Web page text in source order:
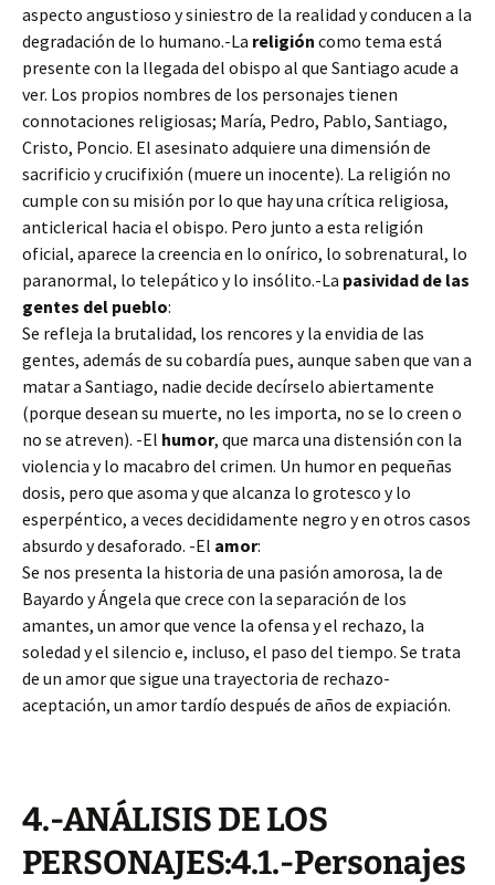
aspecto angustioso y siniestro de la realidad y conducen a la
degradación de lo humano.-La religión como tema está
presente con la llegada del obispo al que Santiago acude a
ver. Los propios nombres de los personajes tienen
connotaciones religiosas; María, Pedro, Pablo, Santiago,
Cristo, Poncio. El asesinato adquiere una dimensión de
sacrificio y crucifixión (muere un inocente). La religión no
cumple con su misión por lo que hay una crítica religiosa,
anticlerical hacia el obispo. Pero junto a esta religión
oficial, aparece la creencia en lo onírico, lo sobrenatural, lo
paranormal, lo telepático y lo insólito.-La pasividad de las
gentes del pueblo:
Se refleja la brutalidad, los rencores y la envidia de las
gentes, además de su cobardía pues, aunque saben que van a
matar a Santiago, nadie decide decírselo abiertamente
(porque desean su muerte, no les importa, no se lo creen o
no se atreven). -El humor, que marca una distensión con la
violencia y lo macabro del crimen. Un humor en pequeñas
dosis, pero que asoma y que alcanza lo grotesco y lo
esperpéntico, a veces decididamente negro y en otros casos
absurdo y desaforado. -El amor:
Se nos presenta la historia de una pasión amorosa, la de
Bayardo y Ángela que crece con la separación de los
amantes, un amor que vence la ofensa y el rechazo, la
soledad y el silencio e, incluso, el paso del tiempo. Se trata
de un amor que sigue una trayectoria de rechazo-
aceptación, un amor tardío después de años de expiación.
4.-ANÁLISIS DE LOS
PERSONAJES:4.1.-Personajes